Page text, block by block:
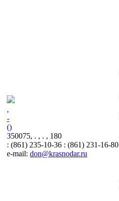
,
-
()
350075, . , . , 180
: (861) 235-10-36 : (861) 231-16-80
e-mail: don@krasnodar.ru